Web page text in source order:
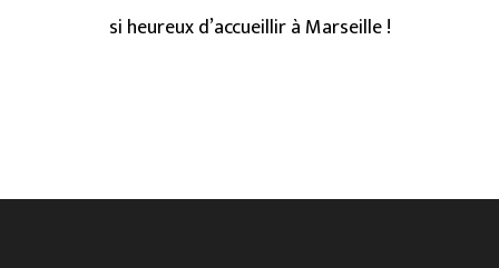
si heureux d’accueillir à Marseille !